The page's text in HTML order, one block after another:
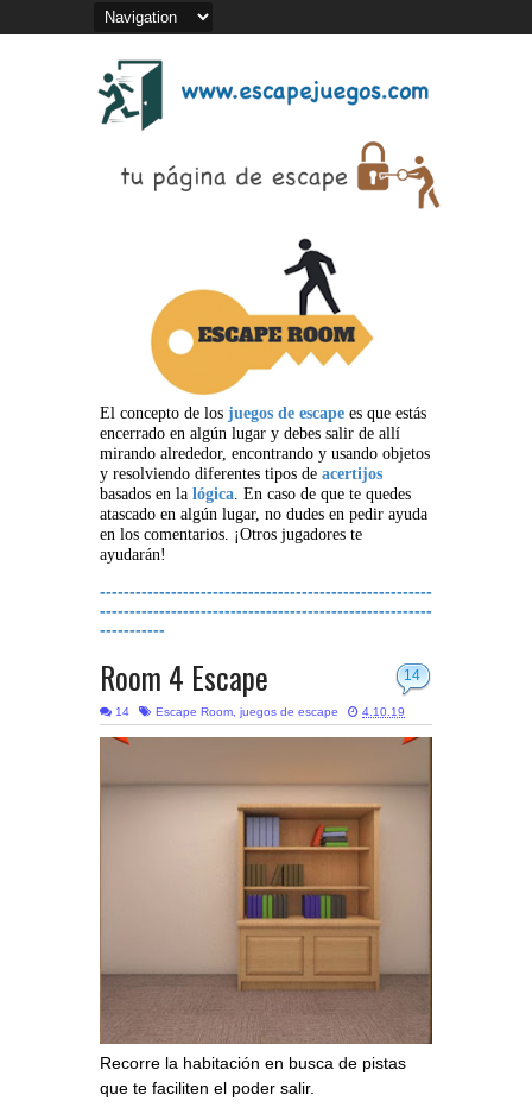
El concepto de los juegos de escape es que estás
encerrado en algún lugar y debes salir de allí
mirando alrededor, encontrando y usando objetos
y resolviendo diferentes tipos de acertijos
basados en la lógica. En caso de que te quedes
atascado en algún lugar, no dudes en pedir ayuda
en los comentarios. ¡Otros jugadores te
ayudarán!
--------------------------------------------------------
--------------------------------------------------------
-----------
14
Room 4 Escape
14 Escape Room, juegos de escape 4.10.19
Recorre la habitación en busca de pistas
que te faciliten el poder salir.